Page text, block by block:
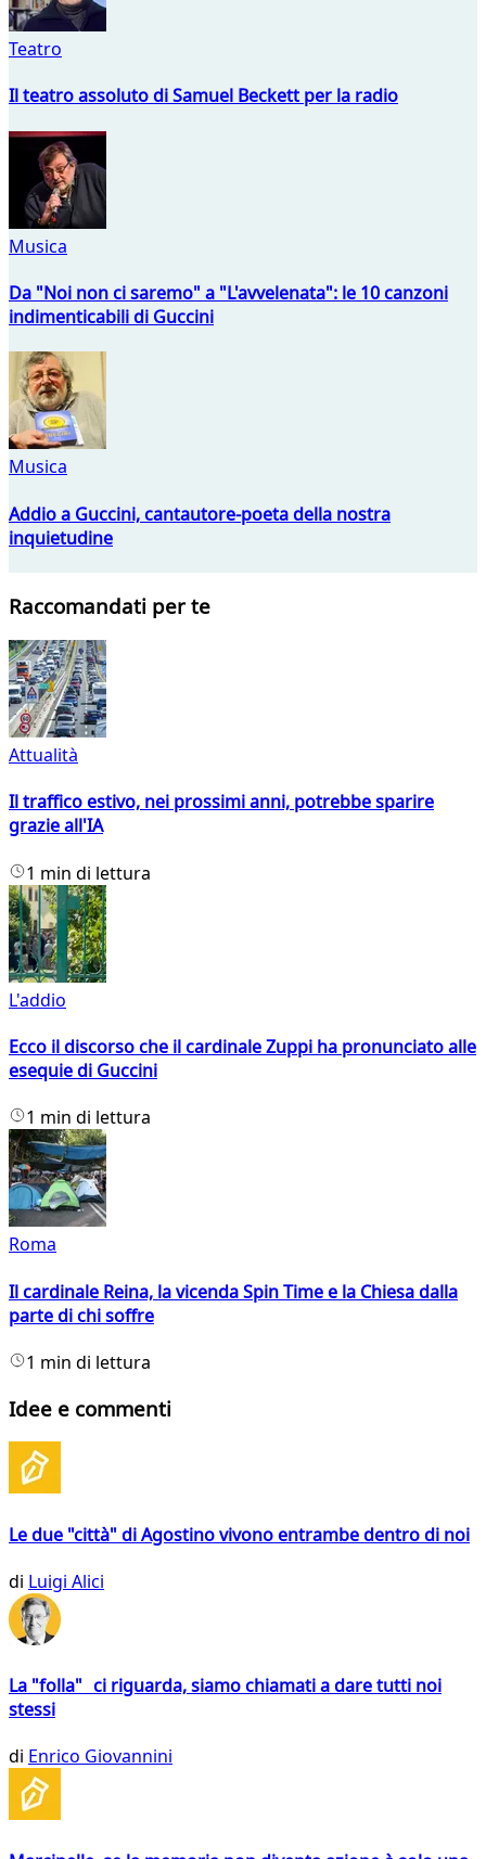
Teatro
Il teatro assoluto di Samuel Beckett per la radio
Musica
Da "Noi non ci saremo" a "L'avvelenata": le 10 canzoni
indimenticabili di Guccini
Musica
Addio a Guccini, cantautore-poeta della nostra
inquietudine
Raccomandati per te
Attualità
Il traffico estivo, nei prossimi anni, potrebbe sparire
grazie all'IA
1 min di lettura
L'addio
Ecco il discorso che il cardinale Zuppi ha pronunciato alle
esequie di Guccini
1 min di lettura
Roma
Il cardinale Reina, la vicenda Spin Time e la Chiesa dalla
parte di chi soffre
1 min di lettura
Idee e commenti
Le due "città" di Agostino vivono entrambe dentro di noi
di Luigi Alici
La "folla" ci riguarda, siamo chiamati a dare tutti noi
stessi
di Enrico Giovannini